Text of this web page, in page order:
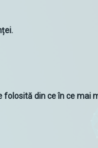
din ce în ce mai